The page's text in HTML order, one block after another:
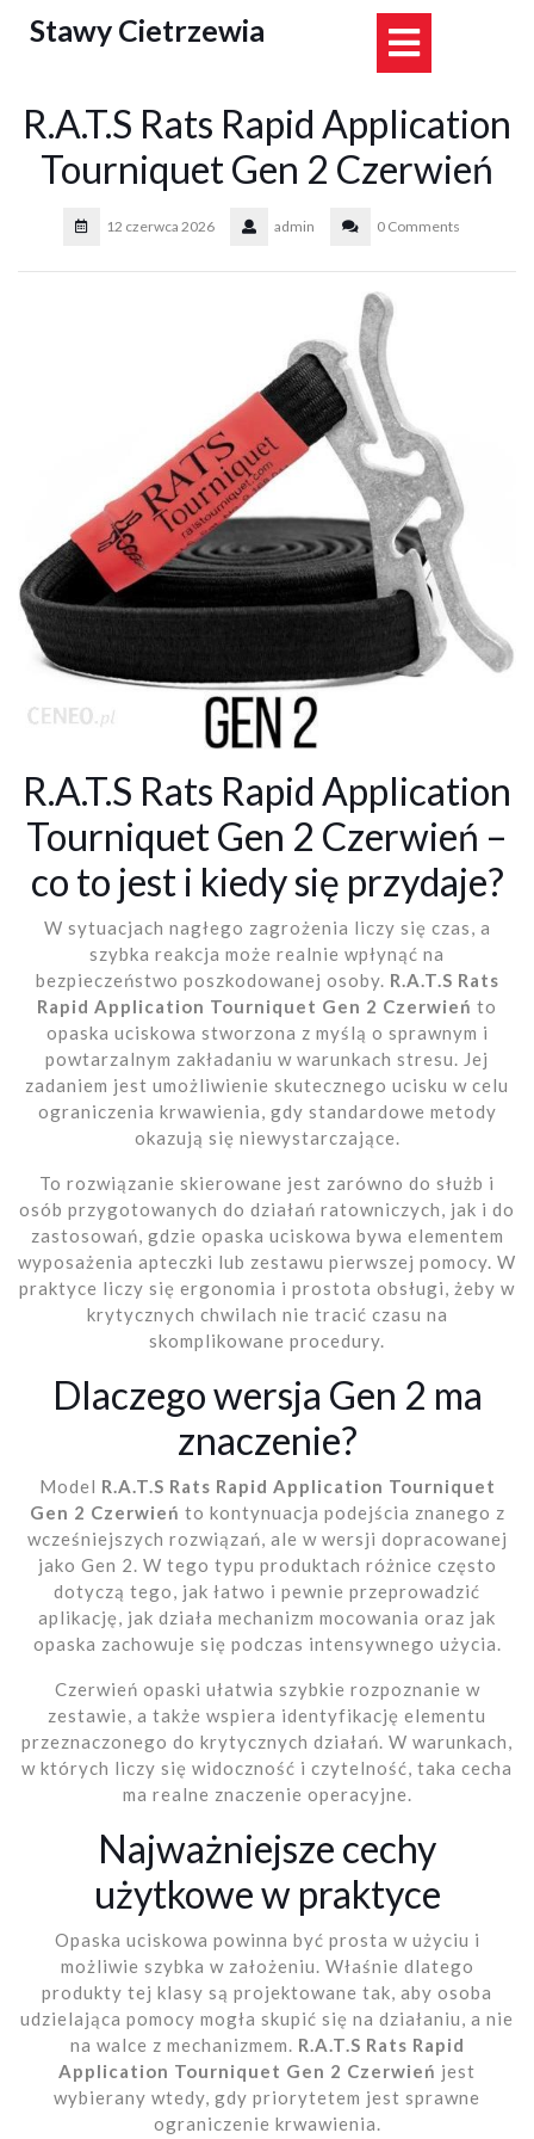
Stawy Cietrzewia
R.A.T.S Rats Rapid Application
Tourniquet Gen 2 Czerwień
12 czerwca 2026 admin 0 Comments
R.A.T.S Rats Rapid Application
Tourniquet Gen 2 Czerwień –
co to jest i kiedy się przydaje?
W sytuacjach nagłego zagrożenia liczy się czas, a
szybka reakcja może realnie wpłynąć na
bezpieczeństwo poszkodowanej osoby. R.A.T.S Rats
Rapid Application Tourniquet Gen 2 Czerwień to
opaska uciskowa stworzona z myślą o sprawnym i
powtarzalnym zakładaniu w warunkach stresu. Jej
zadaniem jest umożliwienie skutecznego ucisku w celu
ograniczenia krwawienia, gdy standardowe metody
okazują się niewystarczające.
To rozwiązanie skierowane jest zarówno do służb i
osób przygotowanych do działań ratowniczych, jak i do
zastosowań, gdzie opaska uciskowa bywa elementem
wyposażenia apteczki lub zestawu pierwszej pomocy. W
praktyce liczy się ergonomia i prostota obsługi, żeby w
krytycznych chwilach nie tracić czasu na
skomplikowane procedury.
Dlaczego wersja Gen 2 ma
znaczenie?
Model R.A.T.S Rats Rapid Application Tourniquet
Gen 2 Czerwień to kontynuacja podejścia znanego z
wcześniejszych rozwiązań, ale w wersji dopracowanej
jako Gen 2. W tego typu produktach różnice często
dotyczą tego, jak łatwo i pewnie przeprowadzić
aplikację, jak działa mechanizm mocowania oraz jak
opaska zachowuje się podczas intensywnego użycia.
Czerwień opaski ułatwia szybkie rozpoznanie w
zestawie, a także wspiera identyfikację elementu
przeznaczonego do krytycznych działań. W warunkach,
w których liczy się widoczność i czytelność, taka cecha
ma realne znaczenie operacyjne.
Najważniejsze cechy
użytkowe w praktyce
Opaska uciskowa powinna być prosta w użyciu i
możliwie szybka w założeniu. Właśnie dlatego
produkty tej klasy są projektowane tak, aby osoba
udzielająca pomocy mogła skupić się na działaniu, a nie
na walce z mechanizmem. R.A.T.S Rats Rapid
Application Tourniquet Gen 2 Czerwień jest
wybierany wtedy, gdy priorytetem jest sprawne
ograniczenie krwawienia.